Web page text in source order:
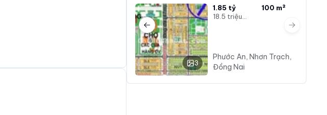
3
1.85 tỷ
100 m²
Phước An, Nhơn Trạch,
Đồng Nai
Previous slide Next slide